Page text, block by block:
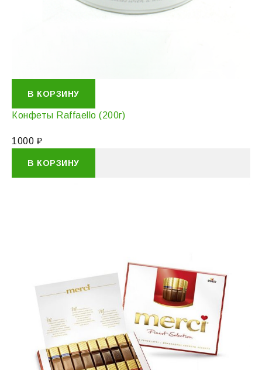
В КОРЗИНУ
Конфеты Raffaello (200г)
1000 ₽
В КОРЗИНУ